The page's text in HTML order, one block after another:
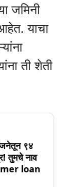
जमिनी
याचा
ती शेती
९४
तुमचे नाव
loan